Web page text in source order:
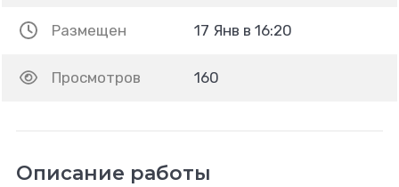
Размещен 17 Янв в 16:20
Просмотров 160
Описание работы